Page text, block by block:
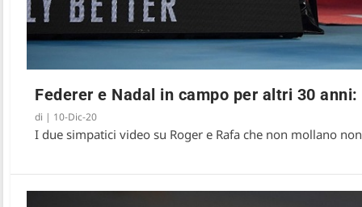
Federer e Nadal in campo per altri 30
di | 10-Dic-20
I due simpatici video su Roger e Rafa che non mollano